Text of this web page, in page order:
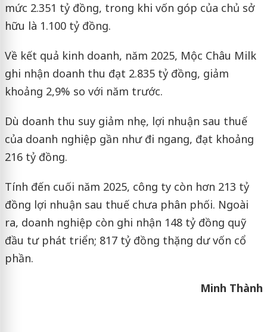
mức 2.351 tỷ đồng, trong khi vốn góp của chủ sở
hữu là 1.100 tỷ đồng.
Về kết quả kinh doanh, năm 2025, Mộc Châu Milk
ghi nhận doanh thu đạt 2.835 tỷ đồng, giảm
khoảng 2,9% so với năm trước.
Dù doanh thu suy giảm nhẹ, lợi nhuận sau thuế
của doanh nghiệp gần như đi ngang, đạt khoảng
216 tỷ đồng.
Tính đến cuối năm 2025, công ty còn hơn 213 tỷ
đồng lợi nhuận sau thuế chưa phân phối. Ngoài
ra, doanh nghiệp còn ghi nhận 148 tỷ đồng quỹ
đầu tư phát triển; 817 tỷ đồng thặng dư vốn cổ
phần.
Minh Thành